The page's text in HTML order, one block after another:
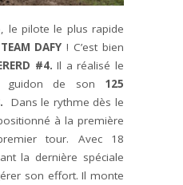
, le pilote le plus rapide
TEAM DAFY ! C’est bien
#4.Il a réalisé le
guidon de son 125
Dans le rythme dès le
à la première
tour. Avec 18
la dernière spéciale
son effort. Il monte